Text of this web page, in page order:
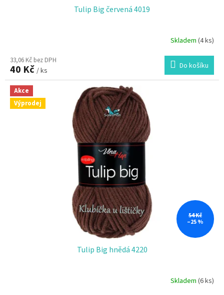
Tulip Big červená 4019
Skladem (4 ks)
33,06 Kč bez DPH
40 Kč / ks Do košíku
Akce
Výprodej
54 Kč
–25 %
Tulip Big hnědá 4220
Skladem (6 ks)